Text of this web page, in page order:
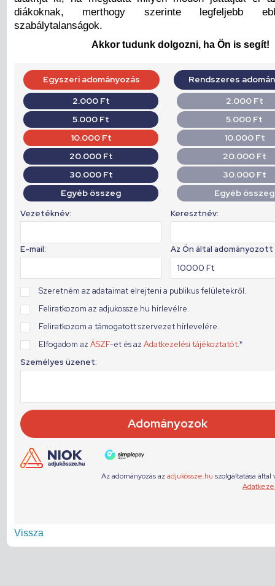
diákoknak, merthogy szerinte legfeljebb
szabálytalanságok.
Akkor tudunk dolgozni, ha Ön is segít!
Vissza